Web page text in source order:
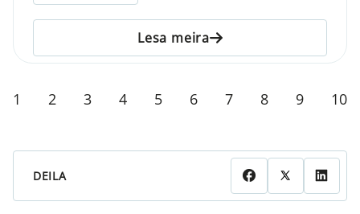
Lesa meira
1 2 3 4 5 6 7 8 9 10
DEILA